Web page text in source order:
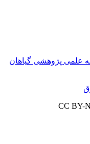
پژوهشی گیاهان